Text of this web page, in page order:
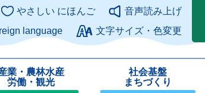
このページの本文へ
やさしい にほんご
音声読み上げ
language
文字サイズ・色変更
業・農林水産
労働・観光
社会基盤
まちづくり